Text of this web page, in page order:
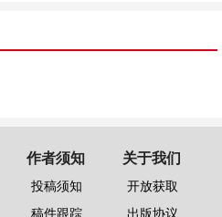
作者须知
投稿须知
稿件跟踪
关于我们
开放获取
出版协议